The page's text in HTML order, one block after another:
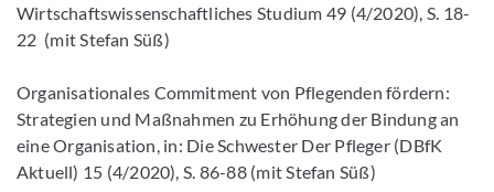
Wirtschaftswissenschaftliches Studium 49 (4/2020), S. 18-
22 (mit Stefan Süß)
Organisationales Commitment von Pflegenden fördern:
Strategien und Maßnahmen zu Erhöhung der Bindung an
eine Organisation, in: Die Schwester Der Pfleger (DBfK
Aktuell) 15 (4/2020), S. 86-88 (mit Stefan Süß)